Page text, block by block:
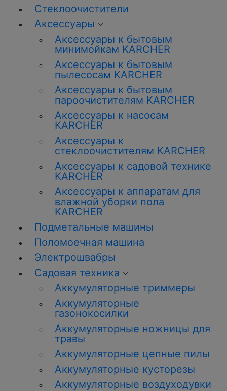
Стеклоочистители
Аксессуары
Аксессуары к бытовым
минимойкам KARCHER
Аксессуары к бытовым
пылесосам KARCHER
Аксессуары к бытовым
пароочистителям KARCHER
Аксессуары к насосам
KARCHER
Аксессуары к
стеклоочистителям KARCHER
Аксессуары к садовой технике
KARCHER
Аксессуары к аппаратам для
влажной уборки пола
KARCHER
Подметальные машины
Поломоечная машина
Электрошвабры
Садовая техника
Аккумуляторные триммеры
Аккумуляторные
газонокосилки
Аккумуляторные ножницы для
травы
Аккумуляторные цепные пилы
Аккумуляторные кусторезы
Аккумуляторные воздуходувки